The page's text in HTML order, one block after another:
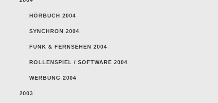
HÖRBUCH 2004
SYNCHRON 2004
FUNK & FERNSEHEN 2004
ROLLENSPIEL / SOFTWARE 2004
WERBUNG 2004
2003